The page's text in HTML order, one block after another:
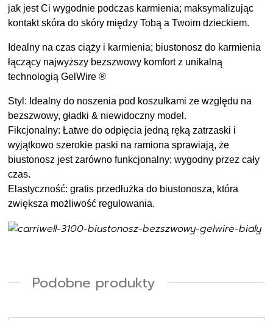
jak jest Ci wygodnie podczas karmienia; maksymalizując
kontakt skóra do skóry między Tobą a Twoim dzieckiem.
Idealny na czas ciąży i karmienia; biustonosz do karmienia
łączący najwyższy bezszwowy komfort z unikalną
technologią GelWire ®
Styl: Idealny do noszenia pod koszulkami ze względu na
bezszwowy, gładki & niewidoczny model.
Fikcjonalny: Łatwe do odpięcia jedną ręką zatrzaski i
wyjątkowo szerokie paski na ramiona sprawiają, że
biustonosz jest zarówno funkcjonalny; wygodny przez cały
czas.
Elastyczność: gratis przedłużka do biustonosza, która
zwiększa możliwość regulowania.
Podobne produkty